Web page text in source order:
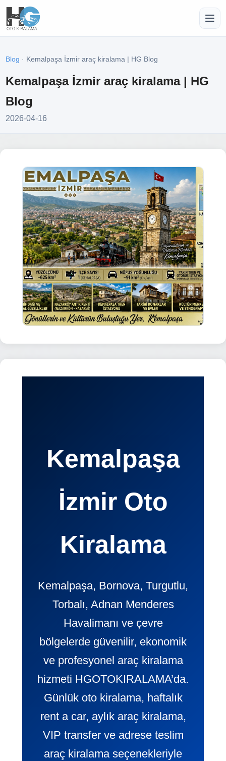
Blog · Kemalpaşa İzmir araç kiralama | HG Blog
Kemalpaşa İzmir araç kiralama | HG
Blog
2026-04-16
Kemalpaşa
İzmir Oto
Kiralama
Kemalpaşa, Bornova, Turgutlu,
Torbalı, Adnan Menderes
Havalimanı ve çevre
bölgelerde güvenilir, ekonomik
ve profesyonel araç kiralama
hizmeti HGOTOKIRALAMA’da.
Günlük oto kiralama, haftalık
rent a car, aylık araç kiralama,
VIP transfer ve adrese teslim
araç kiralama seçenekleriyle